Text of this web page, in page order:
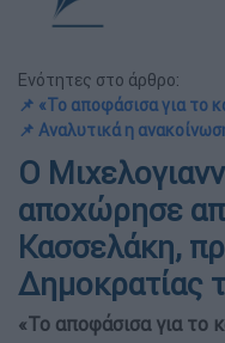
Ενότητες στο άρθρο:
📌 «Το αποφάσισα για το
📌 Αναλυτικά η
Ο
αποχώρησε
Κασσελάκη,
Δημοκρατίας
«Το αποφάσισα για το